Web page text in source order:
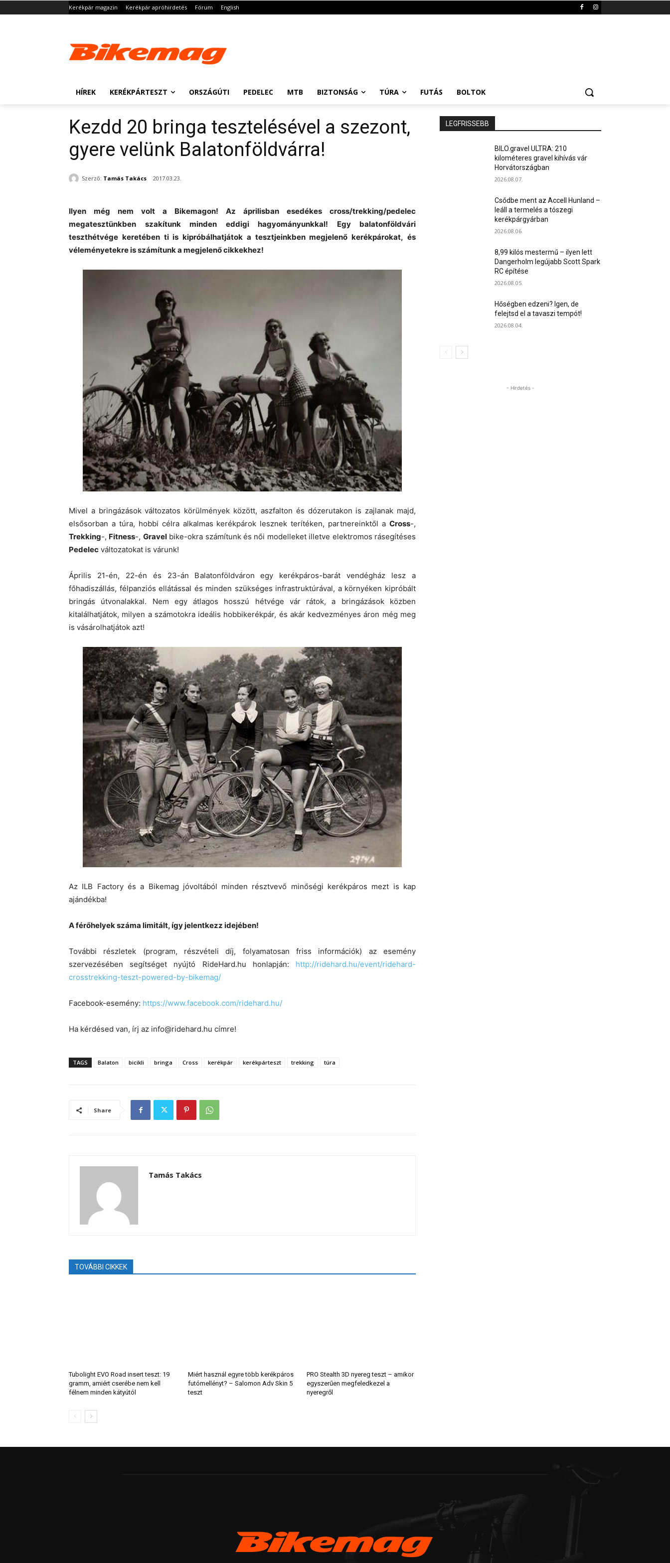
Kerékpár magazin Kerékpár apróhirdetés Fórum English
HÍREK KERÉKPÁRTESZT ORSZÁGÚTI PEDELEC MTB BIZTONSÁG TÚRA FUTÁS BOLTOK
Kezdd 20 bringa tesztelésével a szezont,
gyere velünk Balatonföldvárra!
Szerző: Tamás Takács 2017.03.23.
Ilyen még nem volt a Bikemagon! Az áprilisban esedékes cross/trekking/pedelec
megatesztünkben szakítunk minden eddigi hagyományunkkal! Egy balatonföldvári
teszthétvége keretében ti is kipróbálhatjátok a tesztjeinkben megjelenő kerékpárokat, és
véleményetekre is számítunk a megjelenő cikkekhez!
Mivel a bringázások változatos körülmények között, aszfalton és dózerutakon is zajlanak majd,
elsősorban a túra, hobbi célra alkalmas kerékpárok lesznek terítéken, partnereinktől a Cross-,
Trekking-, Fitness-, Gravelbike-okra számítunk és női modelleket illetve elektromos rásegítéses
Pedelec változatokat is várunk!
Április 21-én, 22-én és 23-án Balatonföldváron egy kerékpáros-barát vendégház lesz a
főhadiszállás, félpanziós ellátással és minden szükséges infrastruktúrával, a környéken kipróbált
bringás útvonalakkal. Nem egy átlagos hosszú hétvége vár rátok, a bringázások közben
kitalálhatjátok, milyen a számotokra ideális hobbikerékpár, és akár kedvezményes áron még meg
is vásárolhatjátok azt!
Az ILB Factory és a Bikemag jóvoltából minden résztvevő minőségi kerékpáros mezt is kap
ajándékba!
A férőhelyek száma limitált, így jelentkezz idejében!
További részletek (program, részvételi díj, folyamatosan friss információk) az esemény
szervezésében segítséget nyújtó RideHard.hu honlapján: http://ridehard.hu/event/ridehard-
crosstrekking-teszt-powered-by-bikemag/
Facebook-esemény: https://www.facebook.com/ridehard.hu/
Ha kérdésed van, írj az info@ridehard.hu címre!
TAGS Balaton bicikli bringa Cross kerékpár kerékpárteszt trekking túra
Share
Tamás Takács
TOVÁBBI CIKKEK
Tubolight EVO Road insert teszt: 19
gramm, amiért cserébe nem kell
félnem minden kátyútól
Miért használ egyre több kerékpáros
futómellényt? – Salomon Adv Skin 5
teszt
PRO Stealth 3D nyereg teszt – amikor
egyszerűen megfeledkezel a
nyeregről
LEGFRISSEBB
BILO.gravel ULTRA: 210
kilométeres gravel kihívás vár
Horvátországban
2026.08.07.
Csődbe ment az Accell Hunland –
leáll a termelés a tószegi
kerékpárgyárban
2026.08.06.
8,99 kilós mestermű – ilyen lett
Dangerholm legújabb Scott Spark
RC építése
2026.08.05.
Hőségben edzeni? Igen, de
felejtsd el a tavaszi tempót!
2026.08.04.
- Hirdetés -